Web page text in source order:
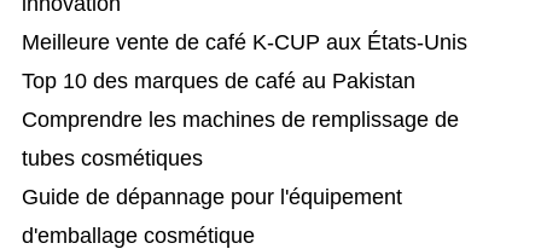
Meilleure vente de café K-CUP aux États-Unis
Top 10 des marques de café au Pakistan
Comprendre les machines de remplissage de
tubes cosmétiques
Guide de dépannage pour l'équipement
d'emballage cosmétique